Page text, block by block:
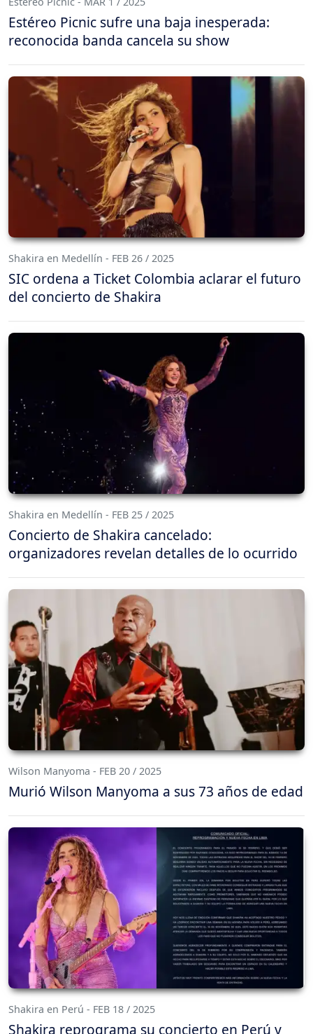
Estéreo Picnic sufre una baja inesperada:
reconocida banda cancela su show
Shakira en Medellín - FEB 26 / 2025
SIC ordena a Ticket Colombia aclarar el futuro
del concierto de Shakira
Shakira en Medellín - FEB 25 / 2025
Concierto de Shakira cancelado:
organizadores revelan detalles de lo ocurrido
Wilson Manyoma - FEB 20 / 2025
Murió Wilson Manyoma a sus 73 años de edad
Shakira en Perú - FEB 18 / 2025
Shakira reprograma su concierto en Perú y